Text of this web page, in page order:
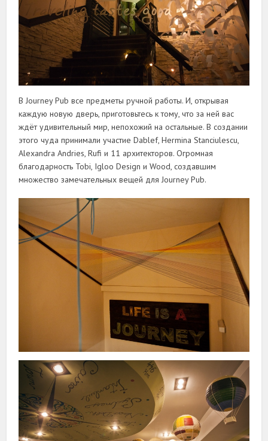
В Journey Pub все предметы ручной работы. И, открывая
каждую новую дверь, приготовьтесь к тому, что за ней вас
ждёт удивительный мир, непохожий на остальные. В создании
этого чуда принимали участие Dablef, Hermina Stanciulescu,
Alexandra Andries, Rufi и 11 архитекторов. Огромная
благодарность Tobi, Igloo Design и Wood, создавшим
множество замечательных вещей для Journey Pub.